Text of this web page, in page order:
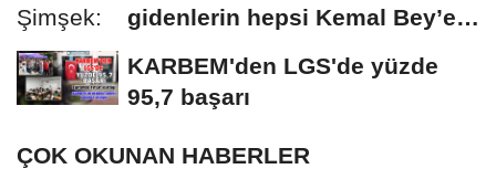
gidenlerin hepsi Kemal Bey’e
KARBEM'den LGS'de yüzde
95,7 başarı
ÇOK OKUNAN HABERLER